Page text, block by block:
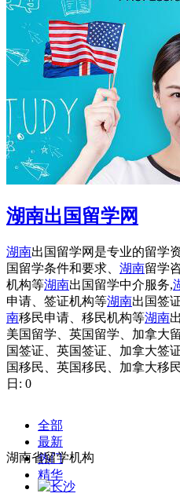
湖南出国留学网
湖南出国留学网是专业的留学
国留学条件和要求、 湖南留学
机构等湖南出国留学中介服务,
申请、签证机构等湖南出国签
南移民申请、移民机构等湖南
美国留学、英国留学、加拿大
国签证、英国签证、加拿大签
国移民、英国移民、加拿大移
日: 0
全部
最新
热门
精华
湖南省留学机构